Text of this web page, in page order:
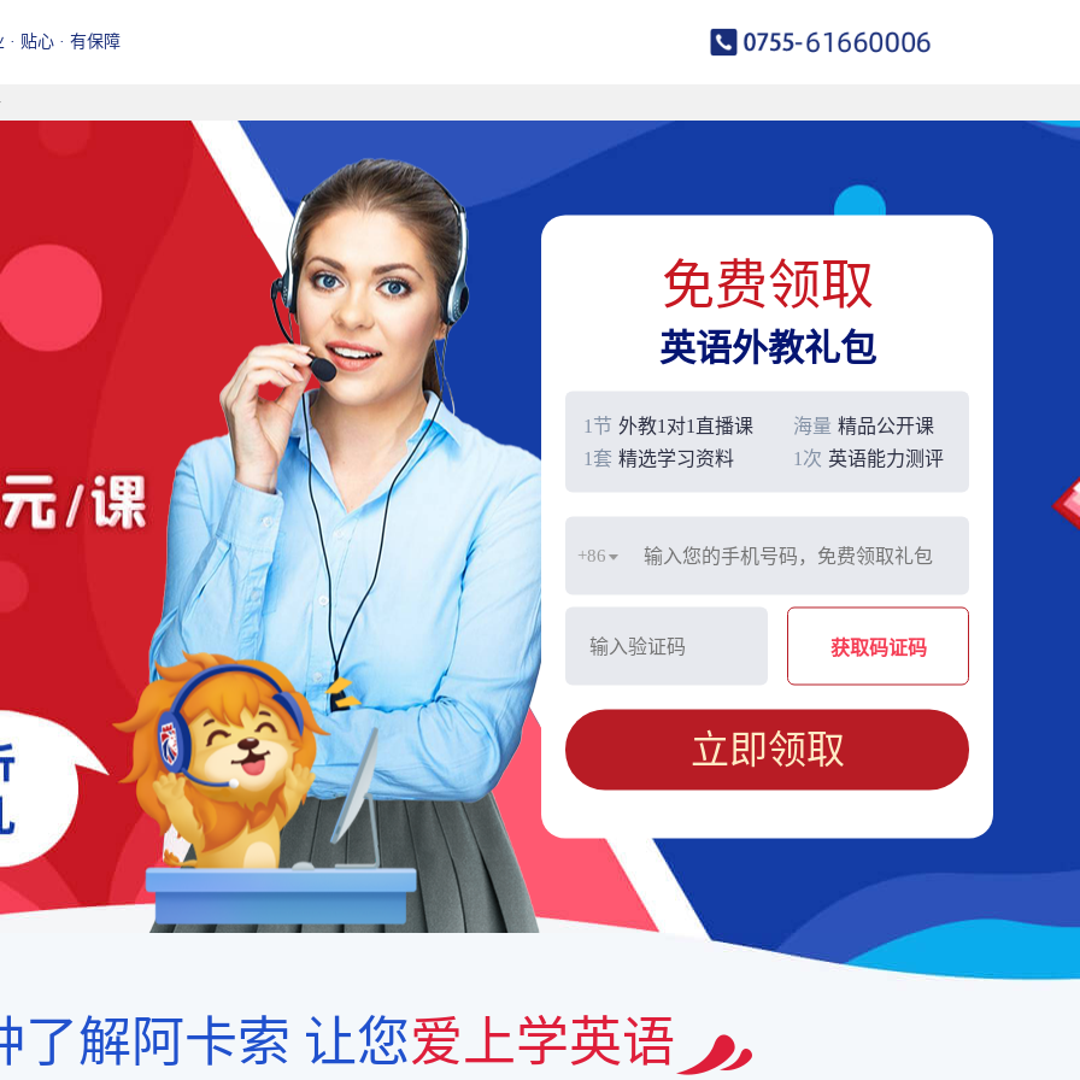
· 贴心 · 有保障
免费领取
英语外教礼包
1节 外教1对1直播课 海量 精品公开课
1套 精选学习资料 1次 英语能力测评
+86
获取码证码
立即领取
了解阿卡索 让您爱上学英语